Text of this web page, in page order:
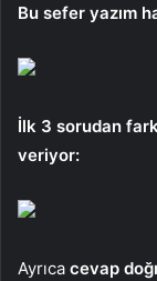
Bu sefer yazım
İlk 3 sorudan
veriyor:
Ayrıca cevap